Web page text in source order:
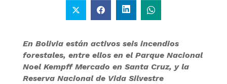
En Bolivia están activos seis incendios
forestales, entre ellos en el Parque Nacional
Noel Kempff Mercado en Santa Cruz, y la
Reserva Nacional de Vida Silvestre